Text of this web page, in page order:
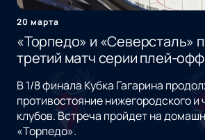
20 марта
«Торпедо» и «Северсталь»
третий матч серии плей-
В 1/8 финала Кубка Гагарина
противостояние нижегородского и
клубов. Встреча пройдет на
«Торпедо».